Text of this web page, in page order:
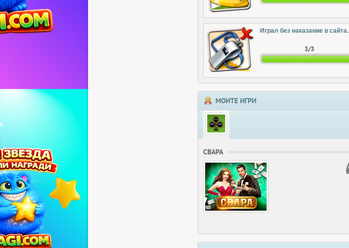
Играл без наказание в сайта.
3/3
МОИТЕ ИГРИ
СВАРА